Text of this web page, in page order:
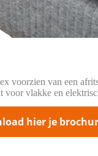
voorzien van een
voor vlakke en
hier je